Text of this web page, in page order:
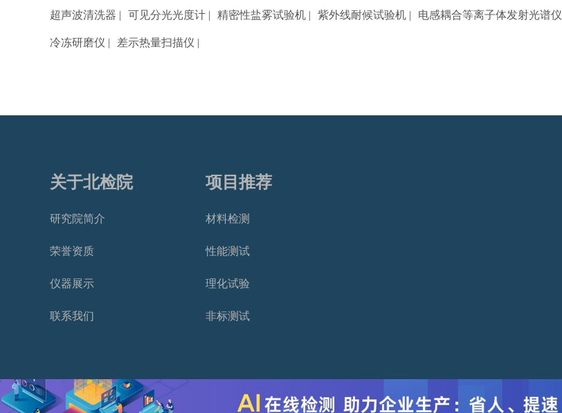
超声波清洗器 | 可见分光光度计 | 精密性盐雾试验机 | 紫外线耐候试验机 | 电感耦合等离子体发射光谱仪
冷冻研磨仪 | 差示热量扫描仪 |
关于北检院
研究院简介
荣誉资质
仪器展示
联系我们
项目推荐
材料检测
性能测试
理化试验
非标测试